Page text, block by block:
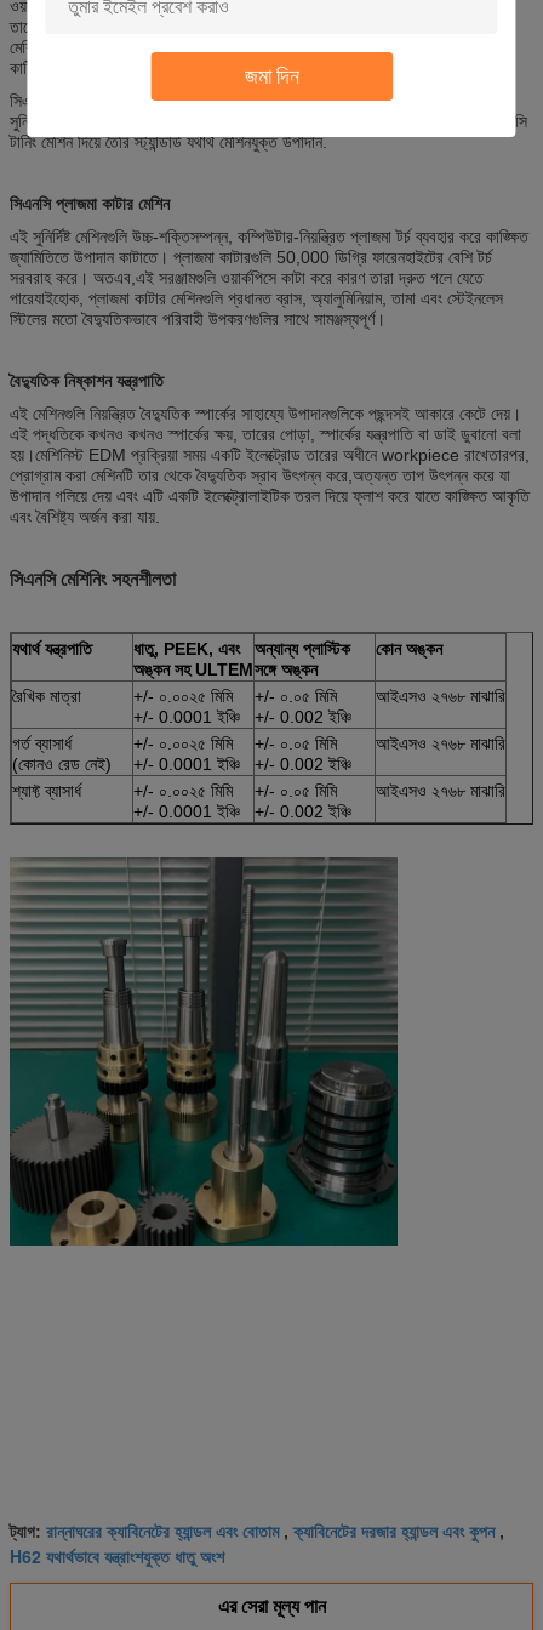
জমা দিন
ওয়ার্কপিসগুলি ঘুরিয়ে দিতে পারে এবং গাইড বুশিংগুলির মাধ্যমে কাটার সরঞ্জামটিতে অক্ষীয়ভাবে
তাদের ফিড করতে পারে।এই মেশিনগুলি কঠোর সহনশীলতার সাথে যথার্থ অংশগুলির যন্ত্রপাতি
মেশিন করার অনুমতি দেয় কারণ তারা ওয়ার্কপিসের জন্য আরও ভাল সমর্থন সরবরাহ করে যখন
কাটিয়া সরঞ্জামগুলি বার স্টকের আকার দেয়.
সিএনসি টার্নিং মেশিনগুলি অভ্যন্তরীণ এবং বাহ্যিক বৈশিষ্ট্য যেমন ব্রাশ, ড্র, টেপিং, স্লট এবং
সুনির্দিষ্ট অংশে reamed এবং ড্রিল গর্ত যোগ করে। bolts, পুতুল, স্ক্রু,এবং শ্যাফ্টগুলি সিএনসি
টার্নিং মেশিন দিয়ে তৈরি স্ট্যান্ডার্ড যথার্থ মেশিনযুক্ত উপাদান.
সিএনসি প্লাজমা কাটার মেশিন
এই সুনির্দিষ্ট মেশিনগুলি উচ্চ-শক্তিসম্পন্ন, কম্পিউটার-নিয়ন্ত্রিত প্লাজমা টর্চ ব্যবহার করে কাঙ্ক্ষিত
জ্যামিতিতে উপাদান কাটাতে। প্লাজমা কাটারগুলি 50,000 ডিগ্রি ফারেনহাইটের বেশি টর্চ
সরবরাহ করে। অতএব,এই সরঞ্জামগুলি ওয়ার্কপিসে কাটা করে কারণ তারা দ্রুত গলে যেতে
পারেযাইহোক, প্লাজমা কাটার মেশিনগুলি প্রধানত ব্রাস, অ্যালুমিনিয়াম, তামা এবং স্টেইনলেস
স্টিলের মতো বৈদ্যুতিকভাবে পরিবাহী উপকরণগুলির সাথে সামঞ্জস্যপূর্ণ।
বৈদ্যুতিক নিষ্কাশন যন্ত্রপাতি
এই মেশিনগুলি নিয়ন্ত্রিত বৈদ্যুতিক স্পার্কের সাহায্যে উপাদানগুলিকে পছন্দসই আকারে কেটে দেয়।
এই পদ্ধতিকে কখনও কখনও স্পার্কের ক্ষয়, তারের পোড়া, স্পার্কের যন্ত্রপাতি বা ডাই ডুবানো বলা
হয়।মেশিনিস্ট EDM প্রক্রিয়া সময় একটি ইলেক্ট্রোড তারের অধীনে workpiece রাখেতারপর,
প্রোগ্রাম করা মেশিনটি তার থেকে বৈদ্যুতিক স্রাব উৎপন্ন করে,অত্যন্ত তাপ উৎপন্ন করে যা
উপাদান গলিয়ে দেয় এবং এটি একটি ইলেক্ট্রোলাইটিক তরল দিয়ে ফ্লাশ করে যাতে কাঙ্ক্ষিত আকৃতি
এবং বৈশিষ্ট্য অর্জন করা যায়.
সিএনসি মেশিনিং সহনশীলতা
যথার্থ যন্ত্রপাতি
ধাতু, PEEK, এবং
অঙ্কন সহ ULTEM
অন্যান্য প্লাস্টিক
সঙ্গে অঙ্কন
কোন অঙ্কন
রৈখিক মাত্রা
+/- ০.০০২৫ মিমি
+/- 0.0001 ইঞ্চি
+/- ০.০৫ মিমি
+/- 0.002 ইঞ্চি
আইএসও ২৭৬৮ মাঝারি
গর্ত ব্যাসার্ধ
(কোনও রেড নেই)
+/- ০.০০২৫ মিমি
+/- 0.0001 ইঞ্চি
+/- ০.০৫ মিমি
+/- 0.002 ইঞ্চি
আইএসও ২৭৬৮ মাঝারি
শ্যাফ্ট ব্যাসার্ধ
+/- ০.০০২৫ মিমি
+/- 0.0001 ইঞ্চি
+/- ০.০৫ মিমি
+/- 0.002 ইঞ্চি
আইএসও ২৭৬৮ মাঝারি
ট্যাগ: রান্নাঘরের ক্যাবিনেটের হ্যান্ডল এবং বোতাম,ক্যাবিনেটের দরজার হ্যান্ডল এবং কুপন,
H62 যথার্থভাবে যন্ত্রাংশযুক্ত ধাতু অংশ
এর সেরা মূল্য পান